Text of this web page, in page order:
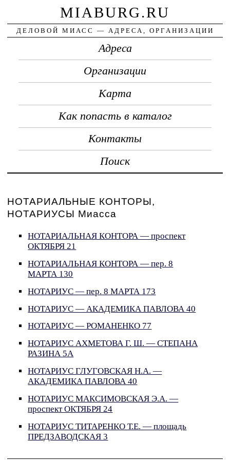
MIABURG.RU
ДЕЛОВОЙ МИАСС — АДРЕСА, ОРГАНИЗАЦИИ
Адреса
Организации
Карта
Как попасть в каталог
Контакты
Поиск
НОТАРИАЛЬНЫЕ КОНТОРЫ,
НОТАРИУСЫ Миасса
НОТАРИАЛЬНАЯ КОНТОРА — проспект
ОКТЯБРЯ 21
НОТАРИАЛЬНАЯ КОНТОРА — пер. 8
МАРТА 130
НОТАРИУС — пер. 8 МАРТА 173
НОТАРИУС — АКАДЕМИКА ПАВЛОВА 40
НОТАРИУС — РОМАНЕНКО 77
НОТАРИУС АХМЕТОВА Г. Ш. — СТЕПАНА
РАЗИНА 5А
НОТАРИУС ГЛУГОВСКАЯ Н.А. —
АКАДЕМИКА ПАВЛОВА 40
НОТАРИУС МАКСИМОВСКАЯ Э.А. —
проспект ОКТЯБРЯ 24
НОТАРИУС ТИТАРЕНКО Т.Е. — площадь
ПРЕДЗАВОДСКАЯ 3